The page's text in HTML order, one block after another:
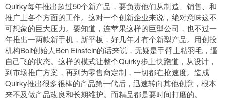
Quirky每年推出超过50个新产品，要负责他们从制造、销售、和
推广上各个方面的工作。这对一个创新企业来说，绝对意味这不
可想象的巨大压力。要知道，连苹果这样的巨型公司，也不过一
年推出一两款新手机，新平板，好几年才有个新型产品。用创投
机构Bolt创始人Ben Einstein的话来说，无疑是手臂上粘羽毛，逼
自己飞的状态。这样的模式让整个Quirky步上快跑道，从设计，
到市场推广方案，再到为零售商定制，一切都在抢速度。造成
Quirky推出很多很棒的产品第一代后，迅速转向其他创意，根本
来不及做产品改良和长期维护。而精品都是要时间打磨的。